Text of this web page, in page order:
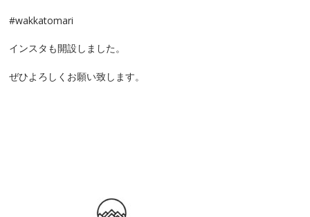
#wakkatomari
インスタも開設しました。
ぜひよろしくお願い致します。